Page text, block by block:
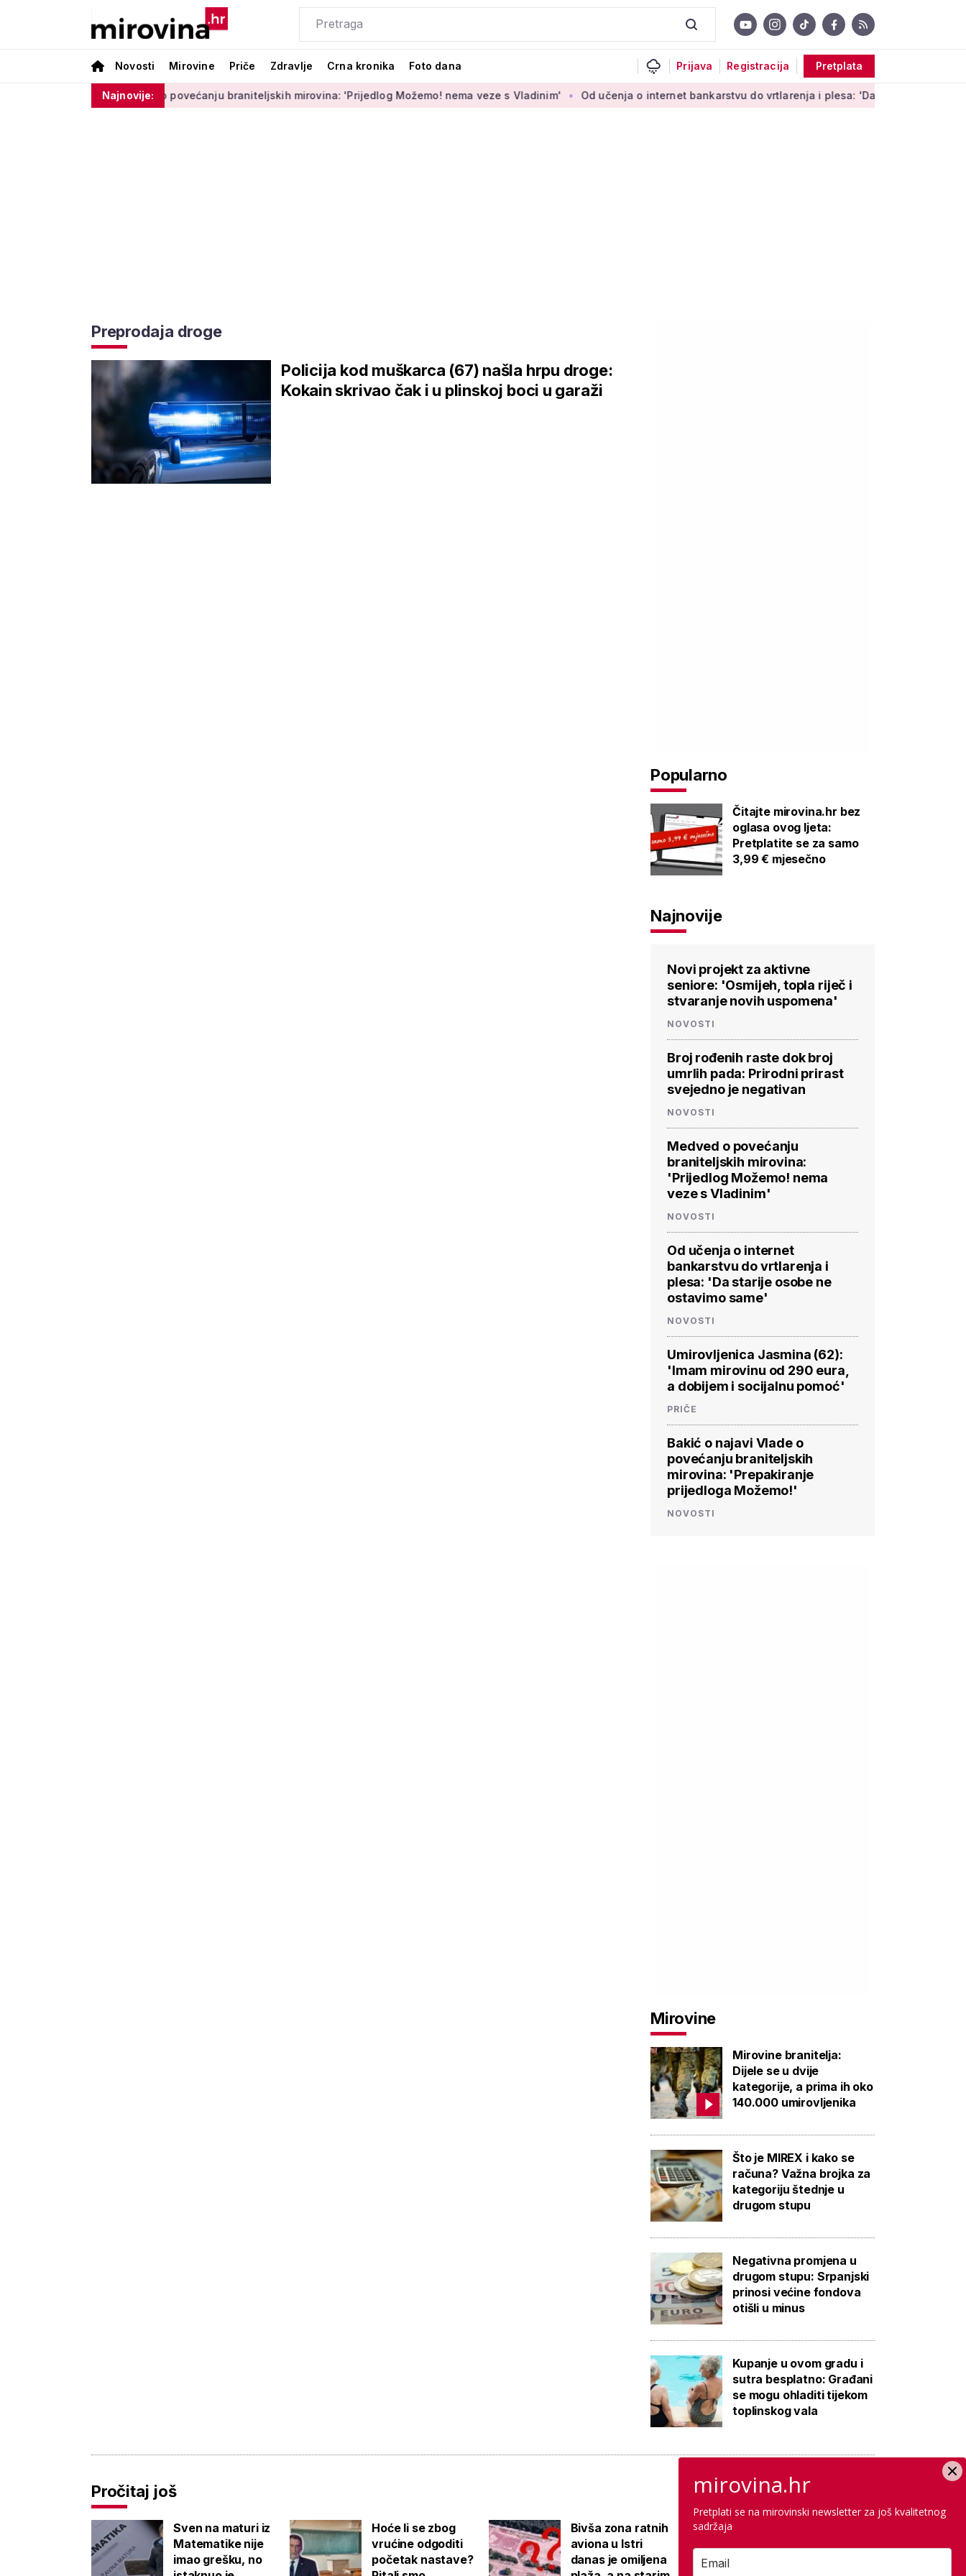
Novosti Mirovine Priče Zdravlje Crna kronika Foto dana Prijava Registracija Pretplata
Najnovije:
Medved o povećanju braniteljskih mirovina: 'Prijedlog Možemo! nema veze s Vladinim' Od učenja o internet bankarstvu do vrtlarenja i plesa: 'Da starije osobe ne ostavimo
Preprodaja droge
Policija kod muškarca (67) našla hrpu droge:
Kokain skrivao čak i u plinskoj boci u garaži
Popularno
Čitajte mirovina.hr bez
oglasa ovog ljeta:
Pretplatite se za samo
3,99 € mjesečno
Najnovije
Novi projekt za aktivne
seniore: 'Osmijeh, topla riječ i
stvaranje novih uspomena'
NOVOSTI
Broj rođenih raste dok broj
umrlih pada: Prirodni prirast
svejedno je negativan
NOVOSTI
Medved o povećanju
braniteljskih mirovina:
'Prijedlog Možemo! nema
veze s Vladinim'
NOVOSTI
Od učenja o internet
bankarstvu do vrtlarenja i
plesa: 'Da starije osobe ne
ostavimo same'
NOVOSTI
Umirovljenica Jasmina (62):
'Imam mirovinu od 290 eura,
a dobijem i socijalnu pomoć'
PRIČE
Bakić o najavi Vlade o
povećanju braniteljskih
mirovina: 'Prepakiranje
prijedloga Možemo!'
NOVOSTI
Mirovine
Mirovine branitelja:
Dijele se u dvije
kategorije, a prima ih oko
140.000 umirovljenika
Što je MIREX i kako se
računa? Važna brojka za
kategoriju štednje u
drugom stupu
Negativna promjena u
drugom stupu: Srpanjski
prinosi većine fondova
otišli u minus
Kupanje u ovom gradu i
sutra besplatno: Građani
se mogu ohladiti tijekom
toplinskog vala
Pročitaj još
Sven na maturi iz
Matematike nije
imao grešku, no
Hoće li se zbog
vrućine odgoditi
početak nastave?
Bivša zona ratnih
aviona u Istri
danas je omiljena
mirovina.hr
Pretplati se na mirovinski newsletter za još kvalitetnog
sadržaja